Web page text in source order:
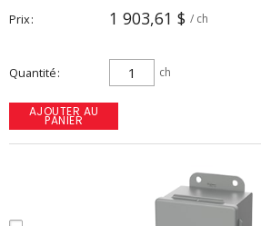
Prix 1 903,61 $ / ch
Quantité ch
AJOUTER AU
PANIER